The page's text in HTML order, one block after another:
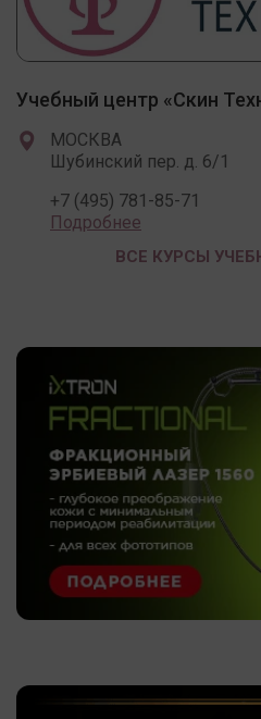
Учебный центр «Скин
МОСКВА
Шубинский пер. д. 6/1
+7 (495) 781-85-71
Подробнее
ВСЕ КУРСЫ